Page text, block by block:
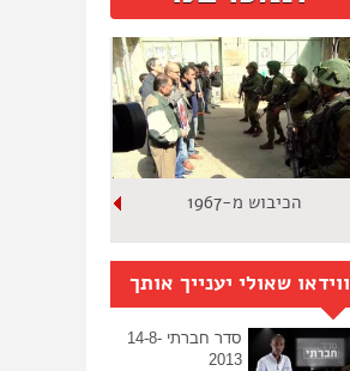
הכיבוש מ-1967
ווידאו שאולי יענייך אותך
סדר חברתי 14-8-
2013